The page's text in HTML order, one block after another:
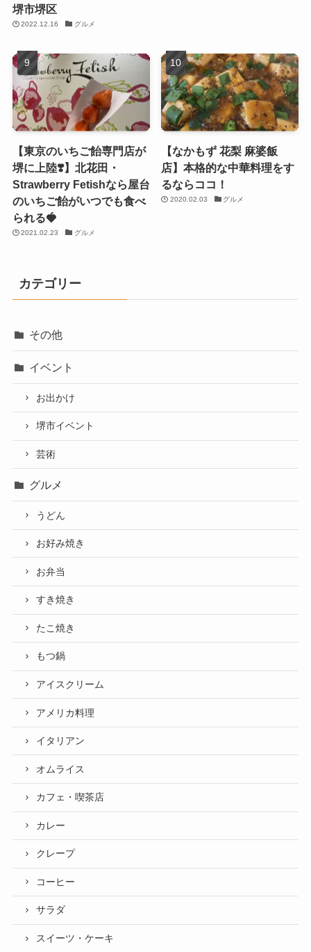
堺市堺区
2022.12.16 グルメ
【東京のいちご飴専門店が
堺に上陸❣️】北花田・
Strawberry Fetishなら屋台
のいちご飴がいつでも食べ
られる🍓
2021.02.23 グルメ
【なかもず 花梨 麻婆飯
店】本格的な中華料理をす
るならココ！
2020.02.03 グルメ
カテゴリー
その他
イベント
お出かけ
堺市イベント
芸術
グルメ
うどん
お好み焼き
お弁当
すき焼き
たこ焼き
もつ鍋
アイスクリーム
アメリカ料理
イタリアン
オムライス
カフェ・喫茶店
カレー
クレープ
コーヒー
サラダ
スイーツ・ケーキ